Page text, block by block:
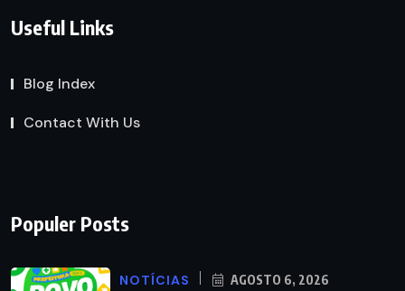
Useful Links
Blog Index
Contact With Us
Populer Posts
NOTÍCIAS AGOSTO 6, 2026